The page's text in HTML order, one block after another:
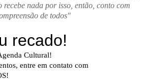
recebe nada por isso, então, conto com
de todos"